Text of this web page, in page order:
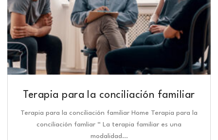
Terapia para la conciliación familiar
Terapia para la conciliación familiar Home Terapia para la
conciliación famliar “ La terapia familiar es una
modalidad…